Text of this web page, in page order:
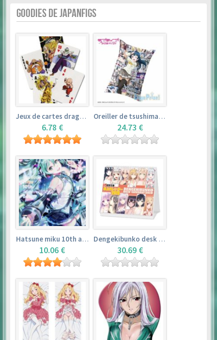
GOODIES DE JAPANFIGS
Jeux de cartes dragon ball
6.78 €
Oreiller de tsushima yoshiko (35cm×53cm) – love live! sunshine!!
24.73 €
Hatsune miku 10th anniversary book
10.06 €
Dengekibunko desk calendar 2018
30.69 €